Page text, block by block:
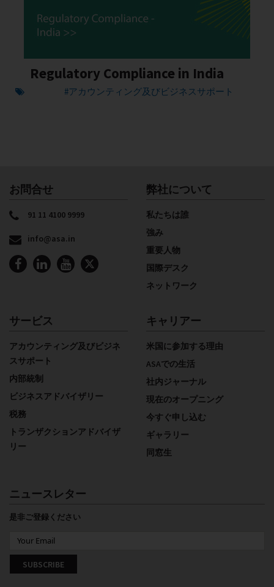
Regulatory Compliance in India
#アカウンティング及びビジネスサポート
お問合せ
91 11 4100 9999
info@asa.in
弊社について
私たちは誰
強み
重要人物
国際デスク
ネットワーク
サービス
アカウンティング及びビジネ
スサポート
内部統制
ビジネスアドバイザリー
税務
トランザクションアドバイザ
リー
キャリアー
米国に参加する理由
ASAでの生活
社内ジャーナル
現在のオープニング
今すぐ申し込む
ギャラリー
同窓生
ニュースレター
是非ご登録ください